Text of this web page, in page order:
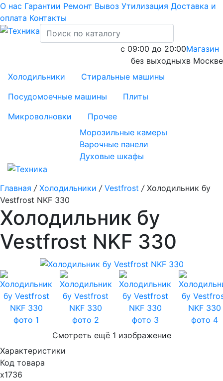
О нас Гарантии Ремонт Вывоз Утилизация Доставка и
оплата Контакты
Магазин
в Москве
с 09:00 до 20:00
без выходных
Холодильники
Стиральные машины
Посудомоечные машины
Плиты
Микроволновки
Прочее
Морозильные камеры
Варочные панели
Духовые шкафы
Главная / Холодильники / Vestfrost /Холодильник бу
Vestfrost NKF 330
Холодильник бу
Vestfrost NKF 330
Смотреть ещё 1 изображение
Характеристики
Код товара
х1736